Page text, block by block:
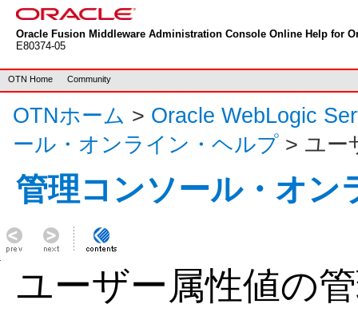
Oracle Fusion Middleware Administration Console Online Help for
E80374-05
OTN Home Community
OTNホーム > Oracle WebLogic
ール・オンライン・ヘルプ > ユー
管理コンソール・オン
ユーザー属性値の